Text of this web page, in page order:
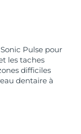
Pulse pour
les taches
difficiles
dentaire à
estimée
estimée8/14/26
estimée8/15/26